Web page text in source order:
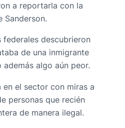
a reportarla con la
Sanderson.
descubrieron
de una inmigrante
algo aún peor.
en el sector con miras a
personas que recién
de manera ilegal.